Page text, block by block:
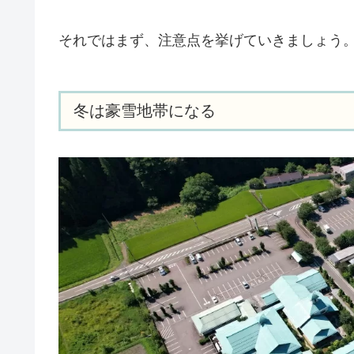
それではまず、注意点を挙げていきましょう
冬は豪雪地帯になる